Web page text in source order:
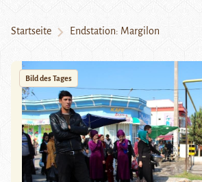
Startseite Endstation: Margilon
Bild des Tages